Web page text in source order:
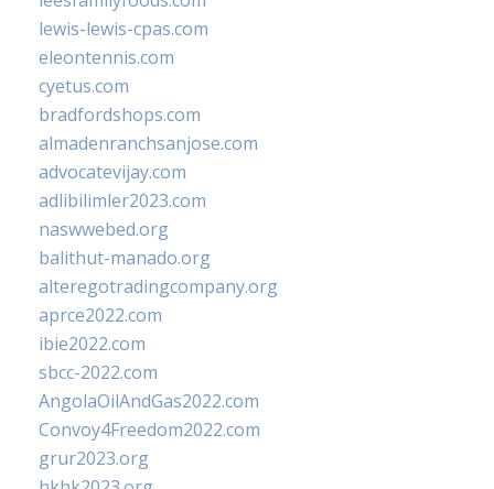
lewis-lewis-cpas.com
eleontennis.com
cyetus.com
bradfordshops.com
almadenranchsanjose.com
advocatevijay.com
adlibilimler2023.com
naswwebed.org
balithut-manado.org
alteregotradingcompany.org
aprce2022.com
ibie2022.com
sbcc-2022.com
AngolaOilAndGas2022.com
Convoy4Freedom2022.com
grur2023.org